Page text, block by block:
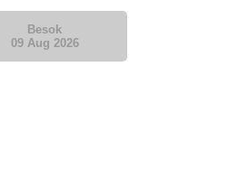
Besok
09 Aug 2026